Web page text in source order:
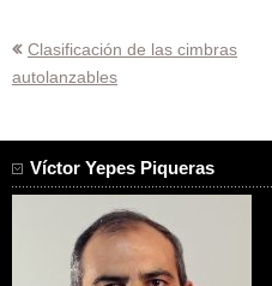
Navegación
de
Clasificación de las cimbras
autolanzables
Víctor Yepes Piqueras